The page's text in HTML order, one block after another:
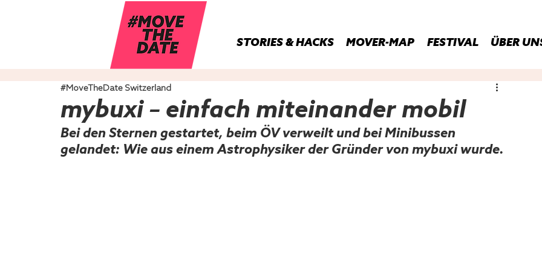
STORIES & HACKS MOVER-MAP FESTIVAL ÜBER
mybuxi – einfach miteinander mobil
#MoveTheDate Switzerland
Bei den Sternen gestartet, beim ÖV verweilt und bei Minibussen
gelandet: Wie aus einem Astrophysiker der Gründer von mybuxi wurde.